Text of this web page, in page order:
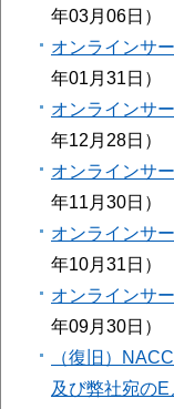
年03月06日
オンラインサ
年01月31日
オンラインサ
年12月28日
オンラインサ
年11月30日
オンラインサ
年10月31日
オンラインサ
年09月30日
（復旧）
及び弊社宛の